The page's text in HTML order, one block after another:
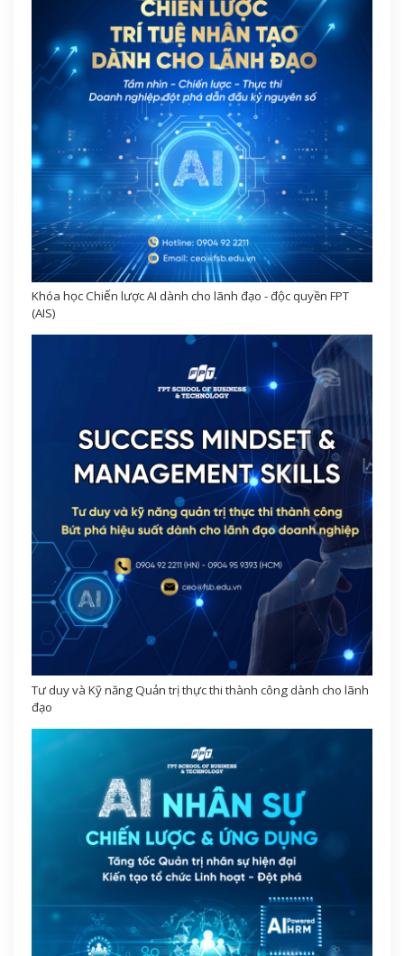
Khóa học Chiến lược AI dành cho lãnh đạo - độc quyền FPT
(AIS)
Tư duy và Kỹ năng Quản trị thực thi thành công dành cho lãnh
đạo